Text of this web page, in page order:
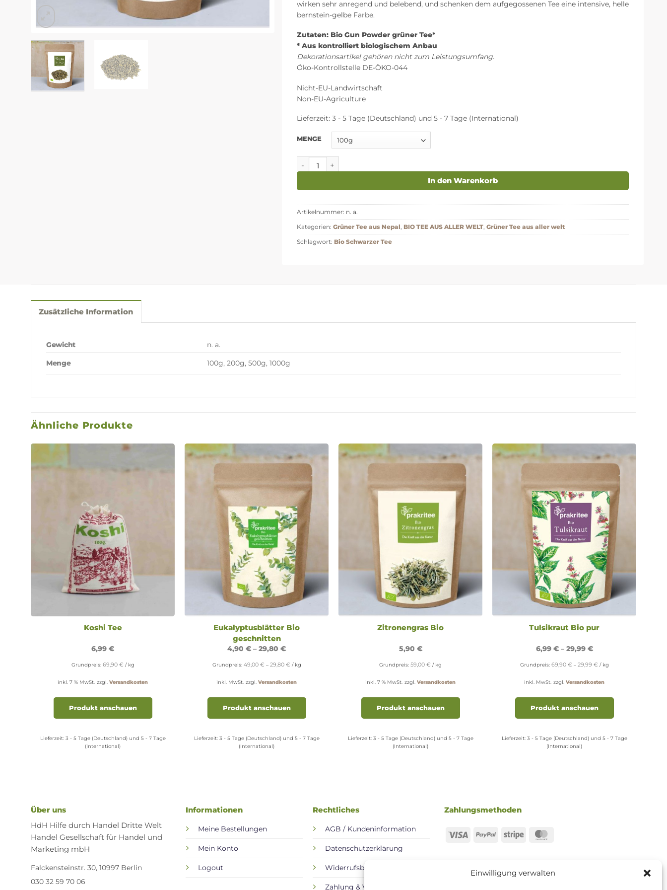
Einwilligung verwalten
wirken sehr anregend und belebend, und schenken dem aufgegossenen Tee eine intensive, helle
bernstein-gelbe Farbe.
Zutaten: Bio Gun Powder grüner Tee*
* Aus kontrolliert biologischem Anbau
Dekorationsartikel gehören nicht zum Leistungsumfang.
Öko-Kontrollstelle DE-ÖKO-044
Nicht-EU-Landwirtschaft
Non-EU-Agriculture
Lieferzeit: 3 - 5 Tage (Deutschland) und 5 - 7 Tage (International)
MENGE
Gun Powder Bio Grüntee Menge
In den Warenkorb
Artikelnummer: n. a.
Kategorien: Grüner Tee aus Nepal BIO TEE AUS ALLER WELT, Grüner Tee aus aller welt
Schlagwort: Bio Schwarzer Tee
Zusätzliche Information
Gewicht n. a.
Menge 100g, 200g, 500g, 1000g
Ähnliche Produkte
Koshi Tee
6,99 €
Grundpreis: 69,90 € / kg
inkl. 7 % MwSt. zzgl. Versandkosten
Produkt anschauen
Lieferzeit: 3 - 5 Tage (Deutschland) und 5 - 7 Tage
(International)
Eukalyptusblätter Bio
geschnitten
4,90 € – 29,80 €
Grundpreis: 49,00 € – 29,80 € / kg
inkl. MwSt. zzgl. Versandkosten
Produkt anschauen
weist
Varianten
Produktseite
werden
Lieferzeit: 3 - 5 Tage (Deutschland) und 5 - 7 Tage
(International)
Zitronengras Bio
5,90 €
Grundpreis: 59,00 € / kg
inkl. 7 % MwSt. zzgl. Versandkosten
Produkt anschauen
Lieferzeit: 3 - 5 Tage (Deutschland) und 5 - 7 Tage
(International)
Tulsikraut Bio pur
6,99 €– 29,99 €
Grundpreis: 69,90 € – 29,99 € / kg
inkl. MwSt. zzgl. Versandkosten
Produkt anschauen
weist
Varianten
Lieferzeit: 3 - 5 Tage (Deutschland) und 5 - 7 Tage
(International)
Über uns
HdH Hilfe durch Handel Dritte Welt
Handel Gesellschaft für Handel und
Marketing mbH
Falckensteinstr. 30, 10997 Berlin
030 32 59 70 06
Informationen
Meine Bestellungen
Mein Konto
Logout
Rechtliches
AGB / Kundeninformation
Datenschutzerklärung
Widerrufsbelehrung
Zahlung & Versand
Zahlungsmethoden
Visa PayPal Stripe